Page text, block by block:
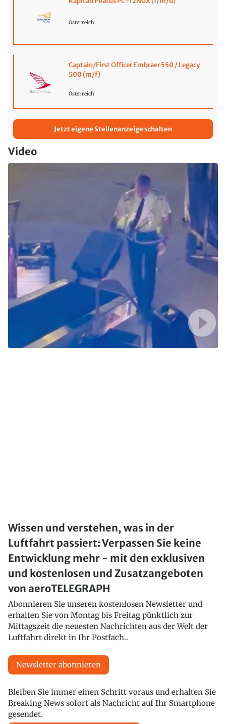
Österreich
Captain/First Officer Embraer 550 / Legacy
500 (m/f)
Österreich
Jetzt eigene Stellenanzeige schalten
Video
Wissen und verstehen, was in der
Luftfahrt passiert: Verpassen Sie keine
Entwicklung mehr - mit den exklusiven
und kostenlosen und Zusatzangeboten
von aeroTELEGRAPH
Abonnieren Sie unseren kostenlosen Newsletter und
erhalten Sie von Montag bis Freitag pünktlich zur
Mittagszeit die neuesten Nachrichten aus der Welt der
Luftfahrt direkt in Ihr Postfach..
Newsletter abonnieren
Bleiben Sie immer einen Schritt voraus und erhalten Sie
Breaking News sofort als Nachricht auf Ihr Smartphone
gesendet.